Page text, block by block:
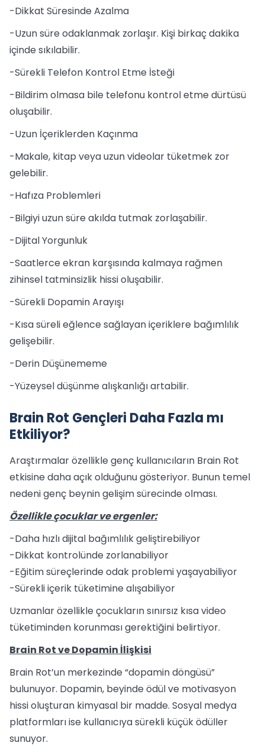
-Dikkat Süresinde Azalma
-Uzun süre odaklanmak zorlaşır. Kişi birkaç dakika
içinde sıkılabilir.
-Sürekli Telefon Kontrol Etme İsteği
-Bildirim olmasa bile telefonu kontrol etme dürtüsü
oluşabilir.
-Uzun İçeriklerden Kaçınma
-Makale, kitap veya uzun videolar tüketmek zor
gelebilir.
-Hafıza Problemleri
-Bilgiyi uzun süre akılda tutmak zorlaşabilir.
-Dijital Yorgunluk
-Saatlerce ekran karşısında kalmaya rağmen
zihinsel tatminsizlik hissi oluşabilir.
-Sürekli Dopamin Arayışı
-Kısa süreli eğlence sağlayan içeriklere bağımlılık
gelişebilir.
-Derin Düşünememe
-Yüzeysel düşünme alışkanlığı artabilir.
Brain Rot Gençleri Daha Fazla mı
Etkiliyor?
Araştırmalar özellikle genç kullanıcıların Brain Rot
etkisine daha açık olduğunu gösteriyor. Bunun temel
nedeni genç beynin gelişim sürecinde olması.
Özellikle çocuklar ve ergenler:
-Daha hızlı dijital bağımlılık geliştirebiliyor
-Dikkat kontrolünde zorlanabiliyor
-Eğitim süreçlerinde odak problemi yaşayabiliyor
-Sürekli içerik tüketimine alışabiliyor
Uzmanlar özellikle çocukların sınırsız kısa video
tüketiminden korunması gerektiğini belirtiyor.
Brain Rot ve Dopamin İlişkisi
Brain Rot’un merkezinde “dopamin döngüsü”
bulunuyor. Dopamin, beyinde ödül ve motivasyon
hissi oluşturan kimyasal bir madde. Sosyal medya
platformları ise kullanıcıya sürekli küçük ödüller
sunuyor.